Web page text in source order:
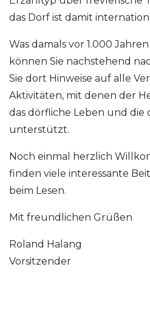
das Dorf ist damit
Was damals vor 1.000
können Sie nachstehend
Sie dort Hinweise auf alle
Aktivitäten, mit denen der
das dörfliche Leben und die
unterstützt.
Noch einmal herzlich
finden viele interessante
beim Lesen.
Mit freundlichen Grüßen
Roland Halang
Vorsitzender